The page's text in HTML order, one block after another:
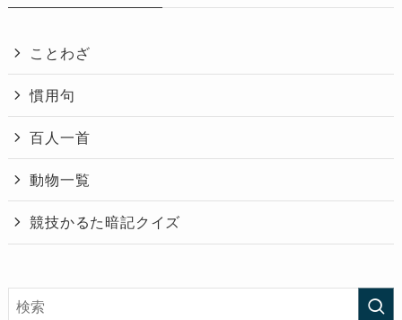
ことわざ
慣用句
百人一首
動物一覧
競技かるた暗記クイズ